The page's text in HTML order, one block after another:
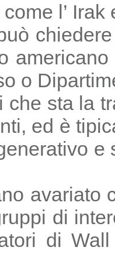
l’
o
che sta la
ed è
avariato
di
di